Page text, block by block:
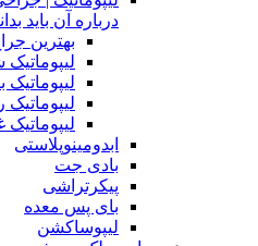
درباره آن باید
بهترین
لیپوماتیک
لیپوماتیک
ابدومینوپلاستی
بادی‌ جت
پیکرتراشی
بای پس معده
لیپوساکشن